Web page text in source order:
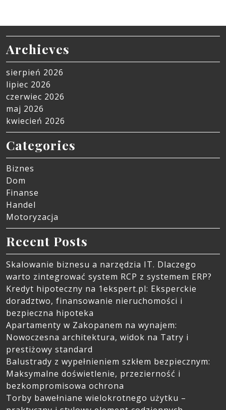
Archieves
sierpień 2026
lipiec 2026
czerwiec 2026
maj 2026
kwiecień 2026
Categories
Biznes
Dom
Finanse
Handel
Motoryzacja
Recent Posts
Skalowanie biznesu a narzędzia IT. Dlaczego
warto zintegrować system RCP z systemem ERP?
Kredyt hipoteczny na 1ekspert.pl: Eksperckie
doradztwo, finansowanie nieruchomości i
bezpieczna hipoteka
Apartamenty w Zakopanem na wynajem:
Nowoczesna architektura, widok na Tatry i
prestiżowy standard
Balustrady z wypełnieniem szkłem bezpiecznym:
Maksymalne doświetlenie, przezierność i
bezkompromisowa ochrona
Torby bawełniane wielokrotnego użytku –